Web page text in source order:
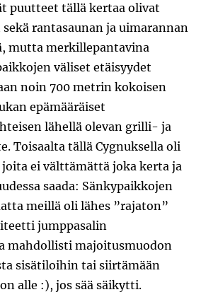
puutteet tällä kertaa olivat
rantasaunan ja uimarannan
mutta merkillepantavina
väliset etäisyydet
noin 700 metrin kokoisen
epämääräiset
lähellä olevan grilli- ja
Toisaalta tällä Cygnuksella oli
joita ei välttämättä joka kerta ja
saada: Sänkypaikkojen
meillä oli lähes ”rajaton”
jumppasalin
mahdollisti majoitusmuodon
sisätiloihin tai siirtämään
alle :), jos sää säikytti.